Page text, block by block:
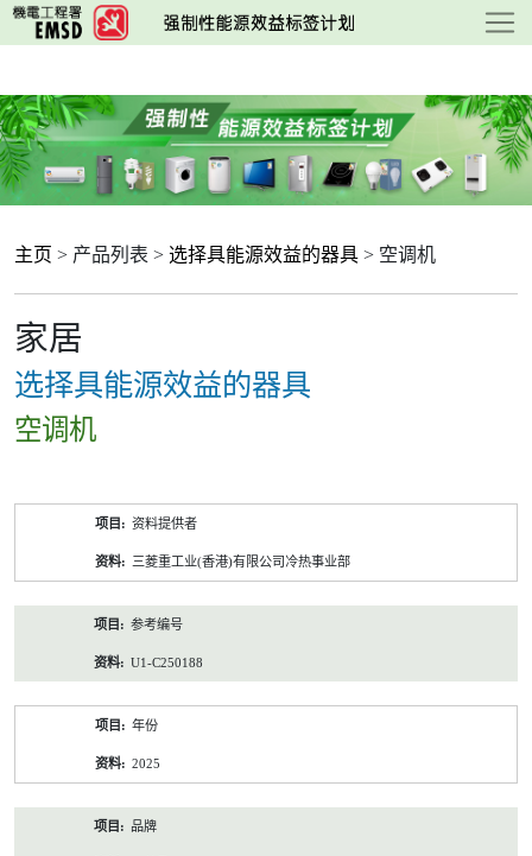
跳
至
要
内
容
主页 > 产品列表 > 选择具能源效益的器具 > 空调机
家居
选择具能源效益的器具
空调机
资料提供者
三菱重工业(香港)有限公司冷热事业部
参考编号
U1-C250188
年份
2025
品牌